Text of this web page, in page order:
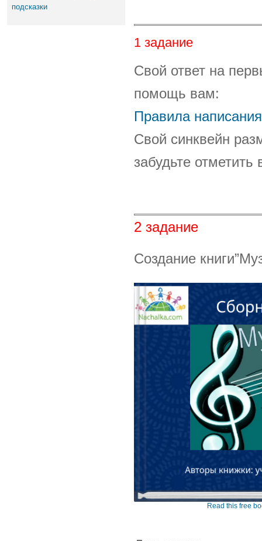
подсказки
1 задание
Свой ответ на
помощь вам:
Правила
Свой синквейн
забудьте
2 задание
Создание
Read this free